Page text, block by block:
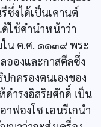
งได้เป็นเคานต์
ด้ใช้คำนำหน้าว่า
น ค.ศ. ๑๑๓๙ พระ
อองและกาสตีลซึ่ง
กครองตนเองของ
ำรงอิสริยศักดิ์ เป็น
ฟองโซ เอนรีเกนำ